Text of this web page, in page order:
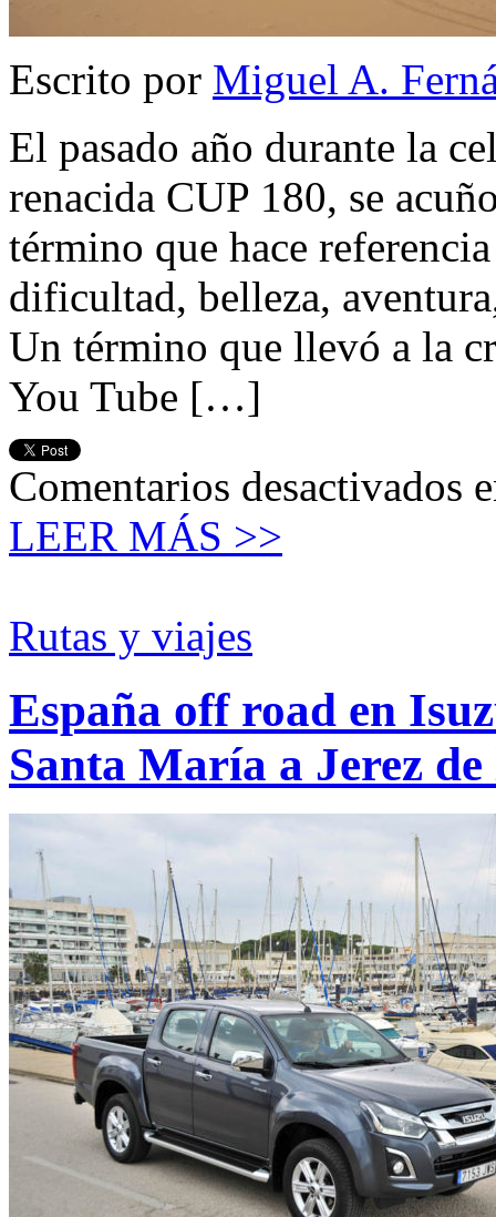
Escrito por Miguel A.
El pasado año durante la
renacida CUP 180, se
término que hace
dificultad, belleza,
Un término que llevó a la
You Tube […]
Comentarios desactivados
LEER MÁS >>
Rutas y viajes
España off road en
Santa María a Jerez